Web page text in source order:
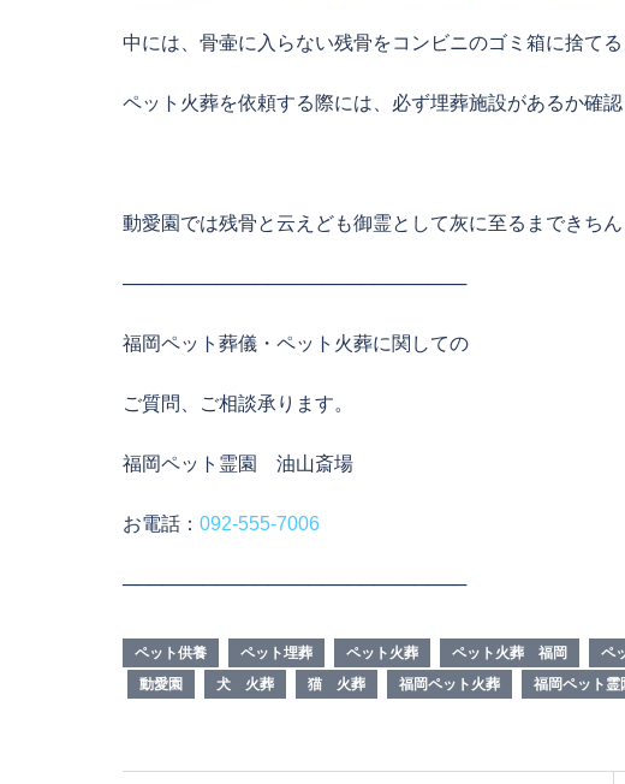
中には、骨壷に入らない残骨をコンビニのゴミ箱に捨てる
ペット火葬を依頼する際には、必ず埋葬施設があるか確認
動愛園では残骨と云えども御霊として灰に至るまできちん
──────────────────────────
福岡ペット葬儀・ペット火葬に関しての
ご質問、ご相談承ります。
福岡ペット霊園 油山斎場
お電話： 092-555-7006
──────────────────────────
ペット供養 ペット埋葬 ペット火葬 ペット火葬 福岡 ペ
動愛園
犬 火葬 猫 火葬 福岡ペット火葬 福岡ペット霊